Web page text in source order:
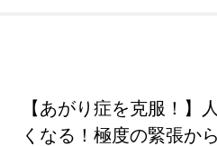
【あがり症を克服！】
くなる！極度の緊張か